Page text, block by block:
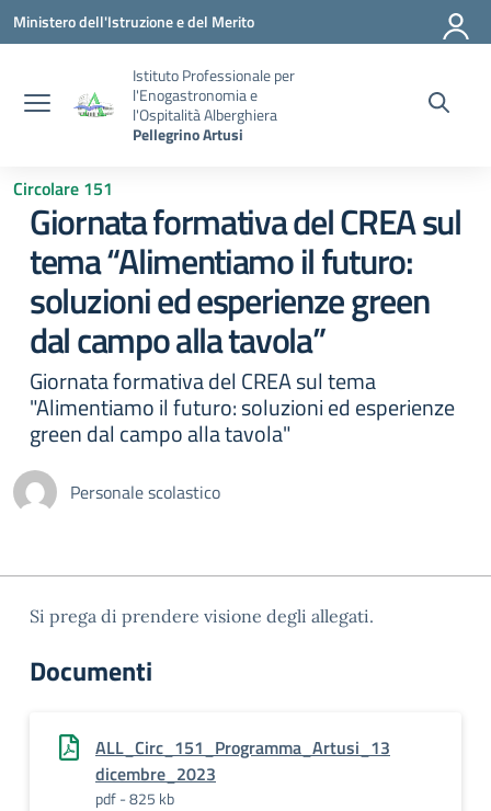
Vai ai contenuti
Vai al menu di navigazione
Vai al footer
Ministero dell'Istruzione e del Merito
Istituto Professionale per
l'Enogastronomia e
l'Ospitalità Alberghiera
Pellegrino Artusi
Circolare 151
Giornata formativa del CREA sul
tema “Alimentiamo il futuro:
soluzioni ed esperienze green
dal campo alla tavola”
Giornata formativa del CREA sul tema
"Alimentiamo il futuro: soluzioni ed esperienze
green dal campo alla tavola"
Personale scolastico
Si prega di prendere visione degli allegati.
Documenti
ALL_Circ_151_Programma_Artusi_13
dicembre_2023
pdf - 825 kb